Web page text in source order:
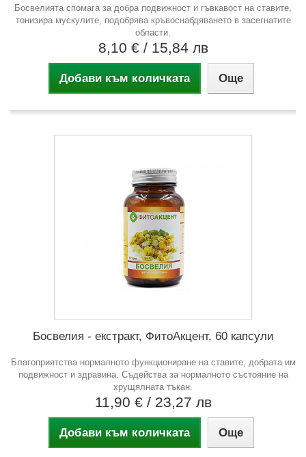
Босвелията спомага за добра подвижност и гъвкавост на ставите,
тонизира мускулите, подобрява кръвоснабдяването в засегнатите
области.
8,10 € / 15,84 лв
Добави към количката Още
Босвелия - екстракт, ФитоАкцент, 60 капсули
Благоприятства нормалното функциониране на ставите, добрата им
подвижност и здравина. Съдейства за нормалното състояние на
хрущялната тъкан.
11,90 € / 23,27 лв
Добави към количката Още